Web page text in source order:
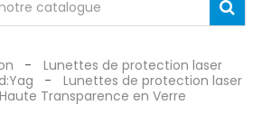
Lunettes de protection laser
Lunettes de protection laser
Transparence en Verre